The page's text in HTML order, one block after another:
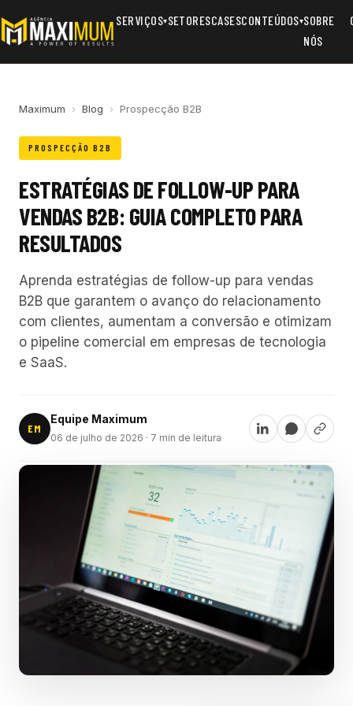
SERVIÇOS▾SETORESCASESCONTEÚDOS▾SOBRE
NÓS
Maximum › Blog › Prospecção B2B
PROSPECÇÃO B2B
ESTRATÉGIAS DE FOLLOW-UP PARA
VENDAS B2B: GUIA COMPLETO PARA
RESULTADOS
Aprenda estratégias de follow-up para vendas
B2B que garantem o avanço do relacionamento
com clientes, aumentam a conversão e otimizam
o pipeline comercial em empresas de tecnologia
e SaaS.
EM
Equipe Maximum
06 de julho de 2026 · 7 min de leitura